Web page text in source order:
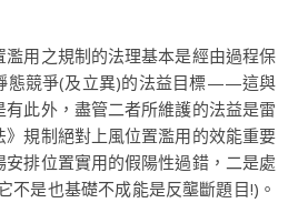
用之規制的法理基本是經由過程保
態競爭(及立異)的法益目標——這與
此外，盡管二者所維護的法益是雷
規制絕對上風位置濫用的效能重要
排位置實用的假陽性過錯，二是處
不是也基礎不成能是反壟斷題目!)。